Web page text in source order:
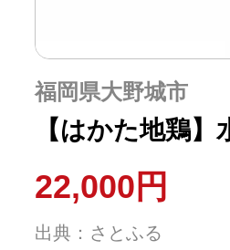
福岡県大野城市
【はかた地鶏
22,000円
出典：さとふる